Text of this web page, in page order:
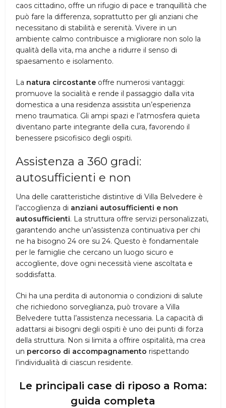
caos cittadino, offre un rifugio di pace e tranquillità che
può fare la differenza, soprattutto per gli anziani che
necessitano di stabilità e serenità. Vivere in un
ambiente calmo contribuisce a migliorare non solo la
qualità della vita, ma anche a ridurre il senso di
spaesamento e isolamento.
La natura circostante offre numerosi vantaggi:
promuove la socialità e rende il passaggio dalla vita
domestica a una residenza assistita un’esperienza
meno traumatica. Gli ampi spazi e l’atmosfera quieta
diventano parte integrante della cura, favorendo il
benessere psicofisico degli ospiti.
Assistenza a 360 gradi:
autosufficienti e non
Una delle caratteristiche distintive di Villa Belvedere è
l’accoglienza di anziani autosufficienti e non
autosufficienti. La struttura offre servizi personalizzati,
garantendo anche un’assistenza continuativa per chi
ne ha bisogno 24 ore su 24. Questo è fondamentale
per le famiglie che cercano un luogo sicuro e
accogliente, dove ogni necessità viene ascoltata e
soddisfatta.
Chi ha una perdita di autonomia o condizioni di salute
che richiedono sorveglianza, può trovare a Villa
Belvedere tutta l’assistenza necessaria. La capacità di
adattarsi ai bisogni degli ospiti è uno dei punti di forza
della struttura. Non si limita a offrire ospitalità, ma crea
un percorso di accompagnamento rispettando
l’individualità di ciascun residente.
Le principali case di riposo a Roma:
guida completa